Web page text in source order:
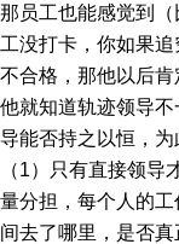
那员工也能感觉到
工没打卡，你如果
不合格，那他以后
他就知道轨迹领导
导能否持之以恒，为
（1）只有直接领
量分担，每个人的
间去了哪里，是否